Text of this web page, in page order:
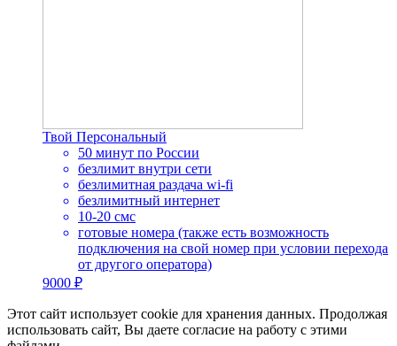
Твой Персональный
50 минут по России
безлимит внутри сети
безлимитная раздача wi-fi
безлимитный интернет
10-20 смс
готовые номера (также есть возможность
подключения на свой номер при условии перехода
от другого оператора)
9000 ₽
Этот сайт использует cookie для хранения данных. Продолжая
использовать сайт, Вы даете согласие на работу с этими